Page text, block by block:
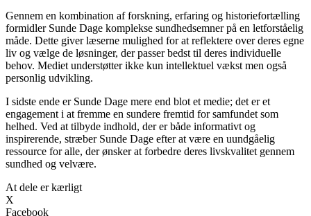
Gennem en kombination af forskning, erfaring og historiefortælling
formidler Sunde Dage komplekse sundhedsemner på en letforståelig
måde. Dette giver læserne mulighed for at reflektere over deres egne
liv og vælge de løsninger, der passer bedst til deres individuelle
behov. Mediet understøtter ikke kun intellektuel vækst men også
personlig udvikling.
I sidste ende er Sunde Dage mere end blot et medie; det er et
engagement i at fremme en sundere fremtid for samfundet som
helhed. Ved at tilbyde indhold, der er både informativt og
inspirerende, stræber Sunde Dage efter at være en uundgåelig
ressource for alle, der ønsker at forbedre deres livskvalitet gennem
sundhed og velvære.
At dele er kærligt
X
Facebook